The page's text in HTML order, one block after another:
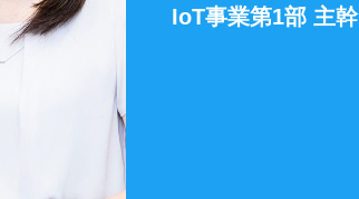
IoT事業第1部 主幹